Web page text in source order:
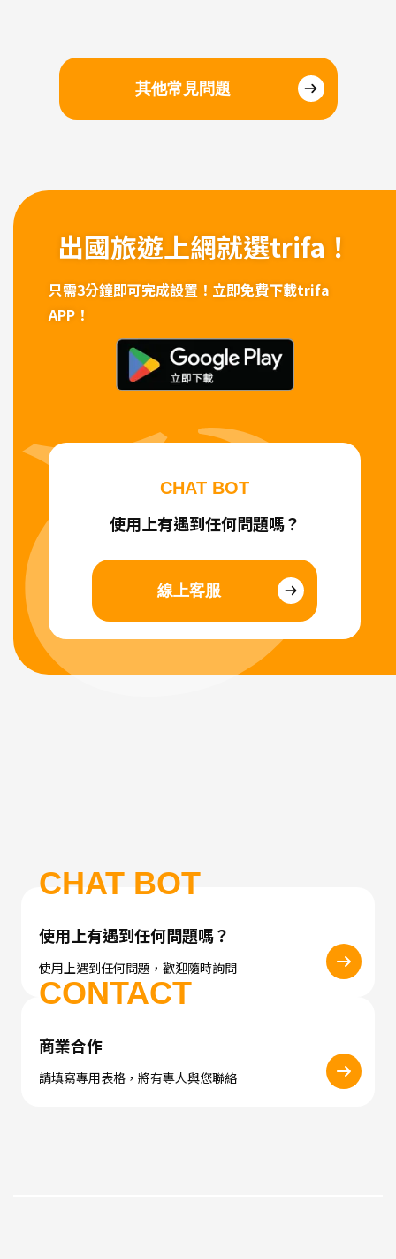
其他常見問題
出國旅遊上網就選trifa！
只需3分鐘即可完成設置！ 立即免費下載trifa
APP！
CHAT BOT
使用上有遇到任何問題嗎？
線上客服
CHAT BOT
使用上有遇到任何問題嗎？
使用上遇到任何問題，歡迎隨時詢問
CONTACT
商業合作
請填寫專用表格，將有專人與您聯絡